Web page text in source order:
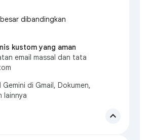
dibandingkan
kustom yang aman
email massal dan tata
Gemini di Gmail, Dokumen,
lainnya
expand_less